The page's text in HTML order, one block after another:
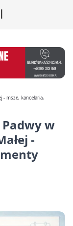
- msze, kancelaria,
w
-